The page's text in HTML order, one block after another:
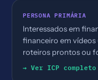
PERSONA PRIMÁRIA
Interessados em
financeiro em vídeos
roteiros prontos ou
digitais
→ Ver ICP